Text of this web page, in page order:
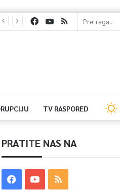
TV RASPORED
PRATITE NAS NA